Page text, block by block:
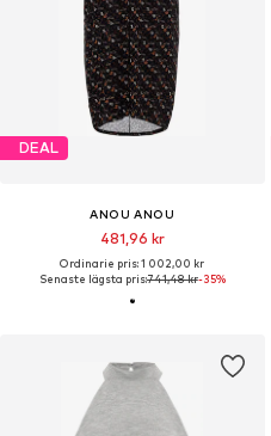
DEAL
ANOU ANOU
481,96 kr
Ordinarie pris: 1 002,00 kr
Senaste lägsta pris:741,48 kr-35%